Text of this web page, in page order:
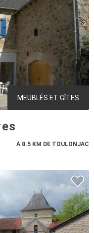
MEUBLÉS ET GÎTES
À 8.5 KM DE TOULONJAC